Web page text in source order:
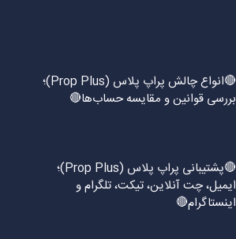
🔴انواع چالش پراپ پلاس (Prop Plus)؛
بررسی قوانین و مقایسه حساب‌ها🔴
🔴پشتیبانی پراپ پلاس (Prop Plus)؛
ایمیل، چت آنلاین، تیکت، تلگرام و
اینستاگرام🔴